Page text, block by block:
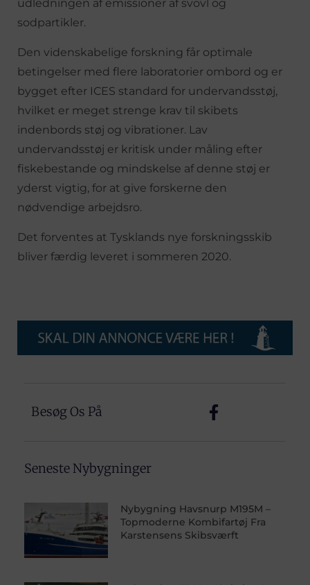
udledningen af emissioner af svovl og
sodpartikler.
Den videnskabelige forskning får optimale
betingelser med flere laboratorier ombord og er
bygget efter ICES standard for undervandsstøj,
hvilket er meget strenge krav til skibets
indenbords støj og vibrationer. Lav
undervandsstøj er kritisk under måling efter
fiskebestande og mindskelse af denne støj er
yderst vigtig, for at give forskerne den
nødvendige arbejdsro.
Det forventes at Tysklands nye forskningsskib
bliver færdig leveret i sommeren 2020.
Besøg Os På
Seneste Nybygninger
Nybygning Havsnurp M195M –
Topmoderne Kombifartøj Fra
Karstensens Skibsværft